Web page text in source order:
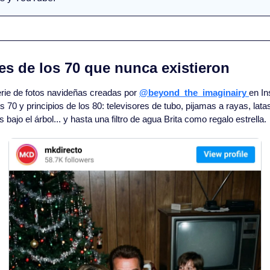
de los 70 que nunca existieron
de fotos navideñas creadas por @beyond_the_imaginairy en
70 y principios de los 80: televisores de tubo, pijamas a rayas,
bajo el árbol... y hasta una filtro de agua Brita como regalo estrella.